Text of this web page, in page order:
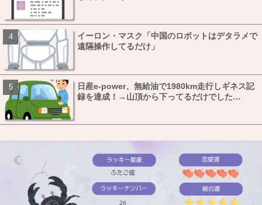
イーロン・マスク「中国のロボットはデタラメで
遠隔操作してるだけ」
日産e-power、無給油で1980km走行しギネス記
録を達成！→山頂から下ってるだけでした…